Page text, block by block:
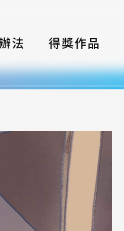
法
別
項
鑑
得獎作品